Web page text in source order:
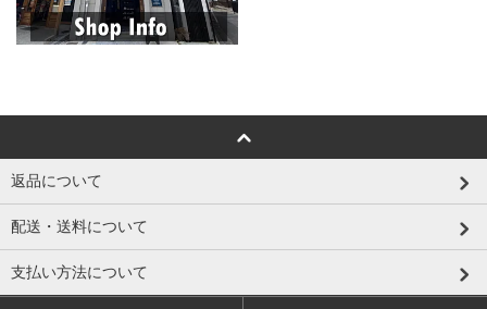
返品について
配送・送料について
支払い方法について